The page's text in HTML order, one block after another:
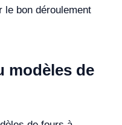
le bon déroulement
modèles de